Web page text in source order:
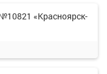
«Красноярск-